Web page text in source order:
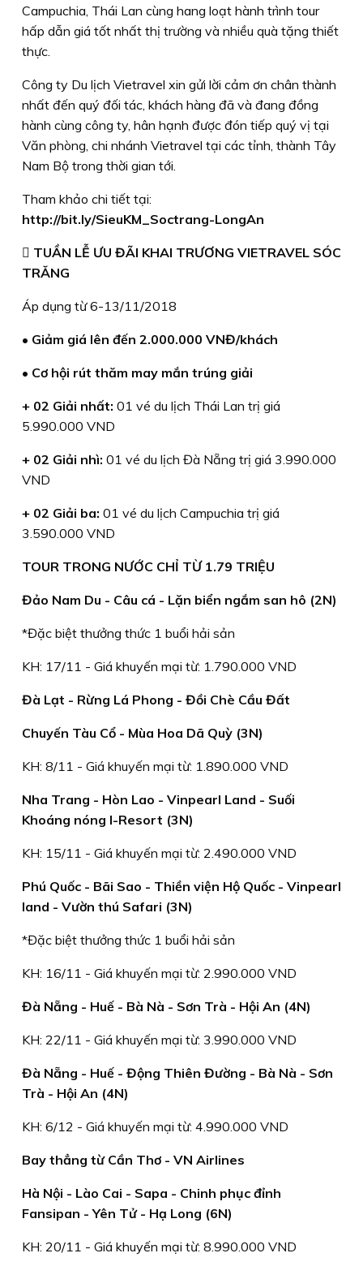
Campuchia, Thái Lan cùng hang loạt hành trình tour
hấp dẫn giá tốt nhất thị trường và nhiều quà tặng thiết
thực.
Công ty Du lịch Vietravel xin gửi lời cảm ơn chân thành
nhất đến quý đối tác, khách hàng đã và đang đồng
hành cùng công ty, hân hạnh được đón tiếp quý vị tại
Văn phòng, chi nhánh Vietravel tại các tỉnh, thành Tây
Nam Bộ trong thời gian tới.
Tham khảo chi tiết tại:
http://bit.ly/SieuKM_Soctrang-LongAn
 TUẦN LỄ ƯU ĐÃI KHAI TRƯƠNG VIETRAVEL SÓC
TRĂNG
Áp dụng từ 6-13/11/2018
• Giảm giá lên đến 2.000.000 VNĐ/khách
• Cơ hội rút thăm may mắn trúng giải
+ 02 Giải nhất: 01 vé du lịch Thái Lan trị giá
5.990.000 VND
+ 02 Giải nhì: 01 vé du lịch Đà Nẵng trị giá 3.990.000
VND
+ 02 Giải ba: 01 vé du lịch Campuchia trị giá
3.590.000 VND
TOUR TRONG NƯỚC CHỈ TỪ 1.79 TRIỆU
Đảo Nam Du - Câu cá - Lặn biển ngắm san hô (2N)
*Đặc biệt thưởng thức 1 buổi hải sản
KH: 17/11 - Giá khuyến mại từ: 1.790.000 VND
Đà Lạt - Rừng Lá Phong - Đồi Chè Cầu Đất
Chuyến Tàu Cổ - Mùa Hoa Dã Quỳ (3N)
KH: 8/11 - Giá khuyến mại từ: 1.890.000 VND
Nha Trang - Hòn Lao - Vinpearl Land - Suối
Khoáng nóng I-Resort (3N)
KH: 15/11 - Giá khuyến mại từ: 2.490.000 VND
Phú Quốc - Bãi Sao - Thiền viện Hộ Quốc - Vinpearl
land - Vườn thú Safari (3N)
*Đặc biệt thưởng thức 1 buổi hải sản
KH: 16/11 - Giá khuyến mại từ: 2.990.000 VND
Đà Nẵng - Huế - Bà Nà - Sơn Trà - Hội An (4N)
KH: 22/11 - Giá khuyến mại từ: 3.990.000 VND
Đà Nẵng - Huế - Động Thiên Đường - Bà Nà - Sơn
Trà - Hội An (4N)
KH: 6/12 - Giá khuyến mại từ: 4.990.000 VND
Bay thẳng từ Cần Thơ - VN Airlines
Hà Nội - Lào Cai - Sapa - Chinh phục đỉnh
Fansipan - Yên Tử - Hạ Long (6N)
KH: 20/11 - Giá khuyến mại từ: 8.990.000 VND